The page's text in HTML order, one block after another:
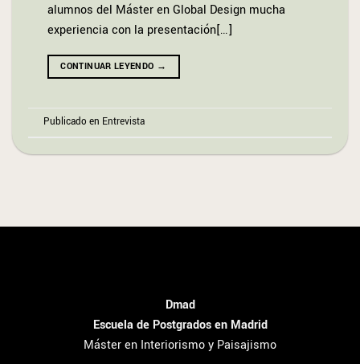
alumnos del Máster en Global Design mucha
experiencia con la presentación[…]
CONTINUAR LEYENDO →
Publicado en Entrevista
Dmad
Escuela de Postgrados en Madrid
Máster en Interiorismo y Paisajismo